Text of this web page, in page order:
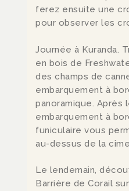
ferez ensuite une
pour observer les
Journée à Kuranda.
en bois de
des champs de
embarquement à
panoramique. Après
embarquement à
funiculaire vous
au-dessus de la
Le lendemain,
Barrière de Corail